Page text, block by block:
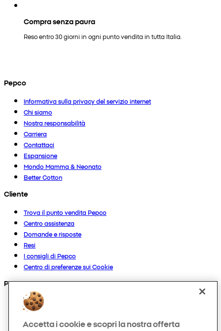
Compra senza paura
Reso entro 30 giorni in ogni punto vendita in tutta Italia.
Pepco
Informativa sulla privacy del servizio internet
Chi siamo
Nostra responsabilità
Carriera
Contattaci
Espansione
Mondo Mamma & Neonato
Better Cotton
Cliente
Trova il punto vendita Pepco
Centro assistenza
Domande e risposte
Resi
I consigli di Pepco
Centro di preferenze sui Cookie
Prodotti
Collezioni
Neonato
Bambino
Accetta i cookie e scopri la nostra offerta